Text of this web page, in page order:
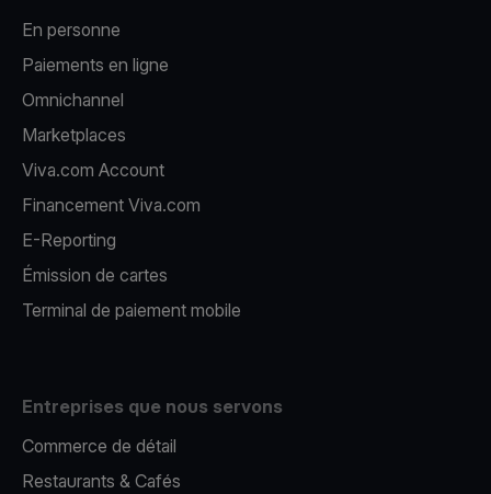
En personne
Paiements en ligne
Omnichannel
Marketplaces
Viva.com Account
Financement Viva.com
E-Reporting
Émission de cartes
Terminal de paiement mobile
Entreprises que nous servons
Commerce de détail
Restaurants & Cafés